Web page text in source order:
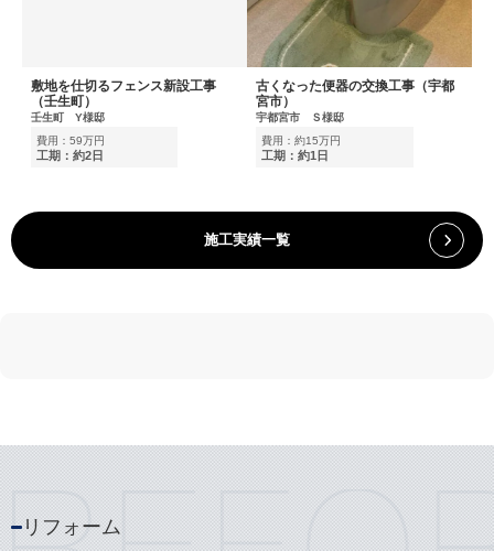
敷地を仕切るフェンス新設工事
（壬生町）
壬生町 Y様邸
費用：59万円
工期：約2日
古くなった便器の交換工事（宇都
宮市）
宇都宮市 Ｓ様邸
費用：約15万円
工期：約1日
施工実績一覧
リフォーム